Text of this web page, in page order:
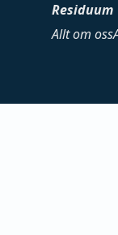
Residuum
Allt om oss